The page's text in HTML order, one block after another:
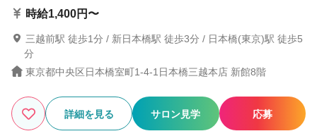
時給1,400円〜
三越前駅 徒歩1分 / 新日本橋駅 徒歩3分 / 日本橋(東京)駅 徒歩5
分
東京都中央区日本橋室町1-4-1日本橋三越本店 新館8階
詳細を見る サロン見学 応募